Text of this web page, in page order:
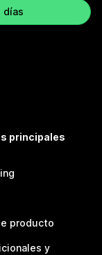
días
principales
producto
y